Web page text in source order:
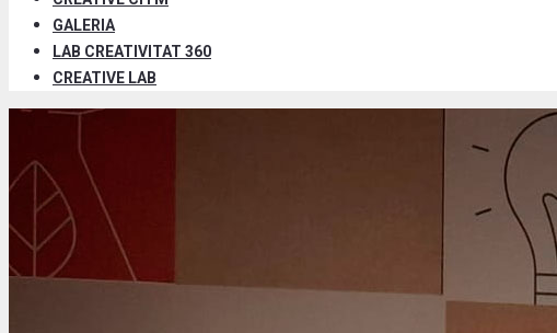
GALERIA
LAB CREATIVITAT 360
CREATIVE LAB